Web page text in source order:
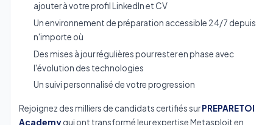
ajouter à votre profil LinkedIn et CV
Un environnement de préparation accessible 24/7 depuis
n'importe où
Des mises à jour régulières pour rester en phase avec
l'évolution des technologies
Un suivi personnalisé de votre progression
Rejoignez des milliers de candidats certifiés surPREPARETOI
Academyqui ont transformé leur expertise Metasploit en